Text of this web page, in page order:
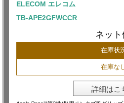
ELECOM エレコム
TB-APE2GFWCCR
ネット
在庫状
在庫な
詳細はこ